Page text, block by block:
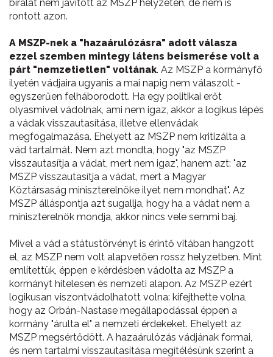
bírálat nem javított az MSZP helyzetén, de nem is
rontott azon.
A MSZP-nek a "hazaárulózásra" adott válasza
ezzel szemben mintegy látens beismerése volt a
párt "nemzetietlen" voltának. Az MSZP a kormányfő
ilyetén vádjaira ugyanis a mai napig nem válaszolt -
egyszerűen felháborodott. Ha egy politikai erőt
olyasmivel vádolnak, ami nem igaz, akkor a logikus lépés
a vádak visszautasítása, illetve ellenvádak
megfogalmazása. Ehelyett az MSZP nem kritizálta a
vád tartalmát. Nem azt mondta, hogy "az MSZP
visszautasítja a vádat, mert nem igaz", hanem azt: "az
MSZP visszautasítja a vádat, mert a Magyar
Köztársaság miniszterelnöke ilyet nem mondhat". Az
MSZP álláspontja azt sugallja, hogy ha a vádat nem a
miniszterelnök mondja, akkor nincs vele semmi baj.
Mivel a vád a státustörvényt is érintő vitában hangzott
el, az MSZP nem volt alapvetően rossz helyzetben. Mint
említettük, éppen e kérdésben vádolta az MSZP a
kormányt hitelesen és nemzeti alapon. Az MSZP ezért
logikusan viszontvádolhatott volna: kifejthette volna,
hogy az Orbán-Nastase megállapodással éppen a
kormány "árulta el" a nemzeti érdekeket. Ehelyett az
MSZP megsértődött. A hazaárulózás vádjának formai,
és nem tartalmi visszautasítása megítélésünk szerint a